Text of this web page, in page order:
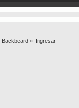
Backbeard » Ingresar